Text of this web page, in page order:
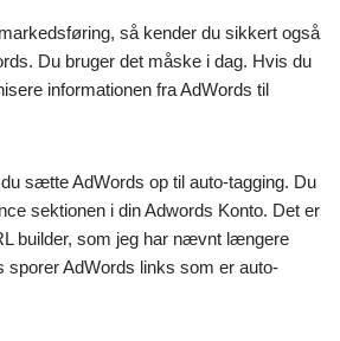
så kender du sikkert også
Du bruger det måske i dag. Hvis du
informationen fra AdWords til
sætte AdWords op til auto-tagging. Du
sektionen i din Adwords Konto. Det er
builder, som jeg har nævnt længere
sporer AdWords links som er auto-